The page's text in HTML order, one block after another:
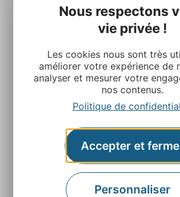
Nous respectons
vie privée !
Les cookies nous sont très
améliorer votre expérience de
analyser et mesurer votre
nos contenus.
Politique de
Accepter et
Personnaliser
Agence Départementale de
Tourisme de l’Aveyron